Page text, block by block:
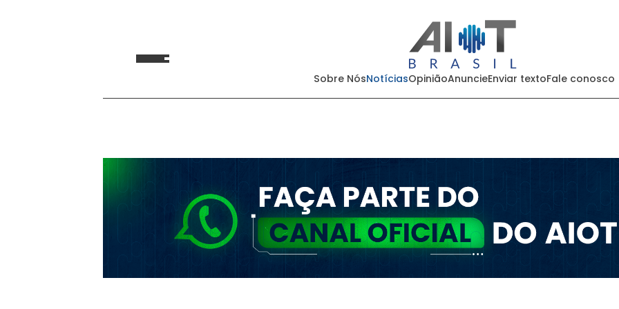
Sobre NósNotíciasOpiniãoAnuncieEnviar textoFale conosco